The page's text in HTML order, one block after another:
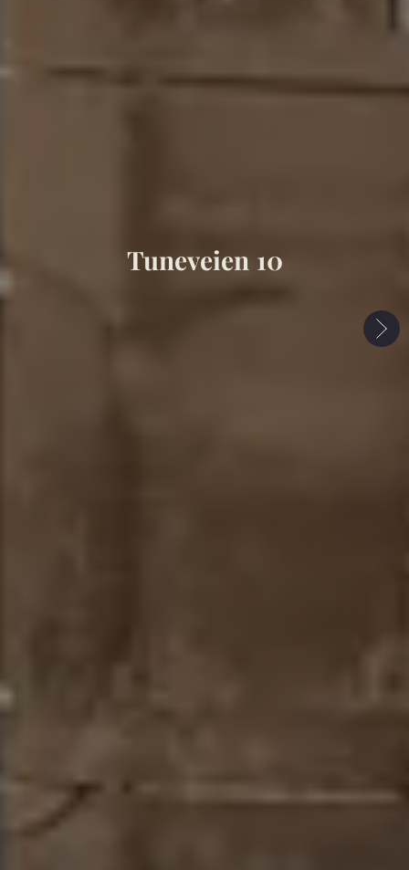
Tuneveien 10